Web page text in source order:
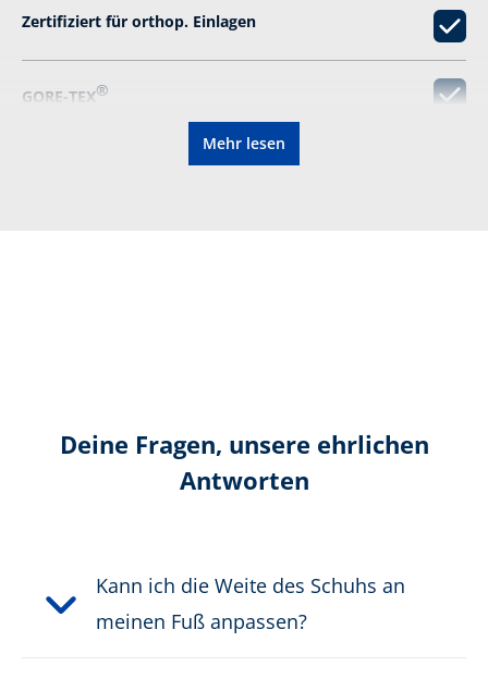
Zertifiziert für orthop. Einlagen
GORE-TEX®
Zertifizierung gemäß:
EN ISO 20345:2022 S7 HI CI
CR SC SR HRO FO LG
13,5 cm
halbhoch
Mehr lesen
Deine Fragen, unsere ehrlichen
Antworten
Kann ich die Weite des Schuhs an
meinen Fuß anpassen?